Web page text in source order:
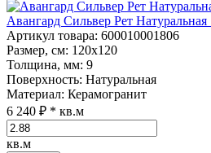
Авангард Сильвер Рет Натуральная
Артикул товара: 600010001806
Размер, см: 120x120
Толщина, мм: 9
Поверхность: Натуральная
Материал: Керамогранит
6 240 ₽ * кв.м
кв.м